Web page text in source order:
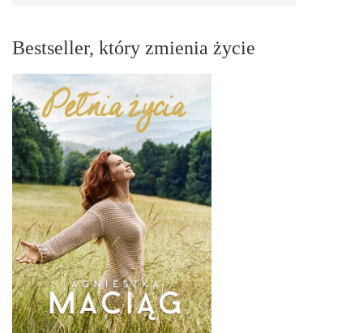
Bestseller, który zmienia życie